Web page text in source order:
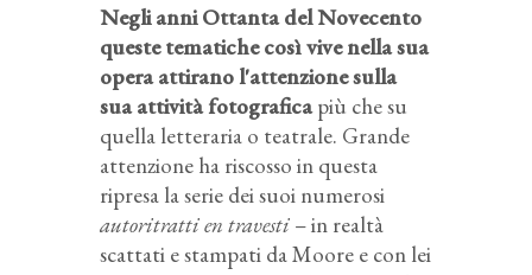
Negli anni Ottanta del Novecento
queste tematiche così vive nella sua
opera attirano l'attenzione sulla
sua attività fotograficapiù che su
quella letteraria o teatrale. Grande
attenzione ha riscosso in questa
ripresa la serie dei suoi numerosi
autoritratti en travesti – in realtà
scattati e stampati da Moore e con lei